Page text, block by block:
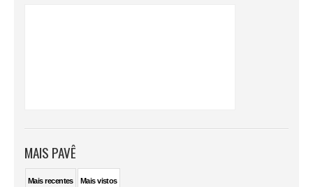
MAIS PAVÊ
Maisrecentes Maisvistos